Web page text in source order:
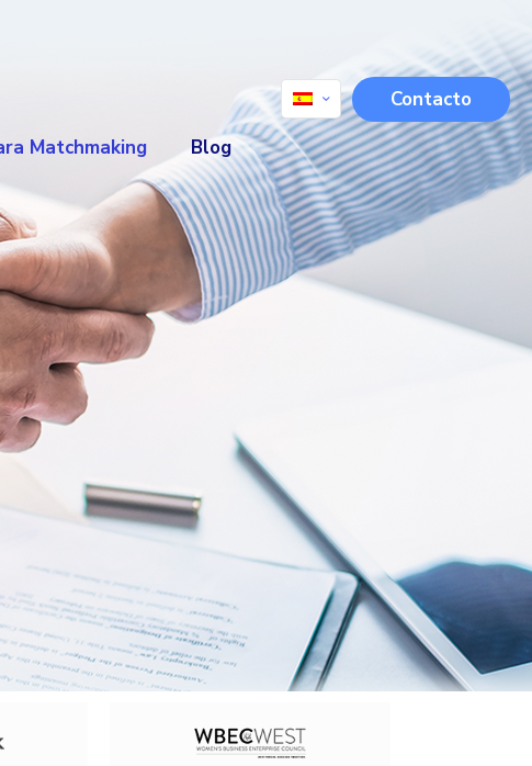
Matchmaking Blog
Contacto